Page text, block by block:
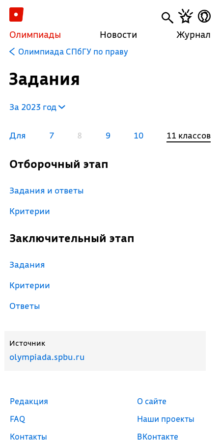
Олимпиады Новости Журнал
Олимпиада СПбГУ по праву
Задания
За 2023 год
Для 7 8 9 10 11 классов
Отборочный этап
Задания и ответы
Критерии
Заключительный этап
Задания
Критерии
Ответы
Источник
olympiada.spbu.ru
Редакция
FAQ
Контакты
О сайте
Наши проекты
ВКонтакте